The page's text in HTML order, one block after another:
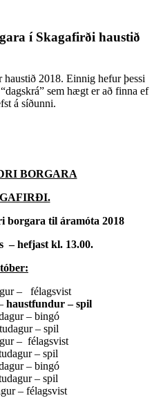
í Skagafirði haustið
2018. Einnig hefur þessi
sem hægt er að finna ef
á síðunni.
BORGARA
borgara til áramóta 2018
– hefjast kl. 13.00.
– félagsvist
haustfundur – spil
– bingó
– spil
– félagsvist
– spil
– bingó
– spil
– félagsvist